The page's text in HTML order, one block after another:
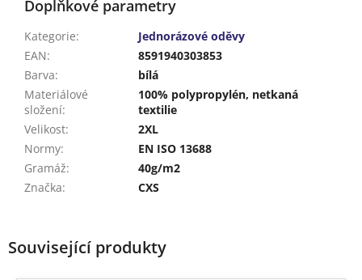
Související produkty
Doplňkové parametry
Kategorie:
Jednorázové oděvy
EAN:
8591940303853
Barva:
bílá
Materiálové
složení:
100% polypropylén, netkaná
textilie
Velikost:
2XL
Normy:
EN ISO 13688
Gramáž:
40g/m2
Značka: CXS